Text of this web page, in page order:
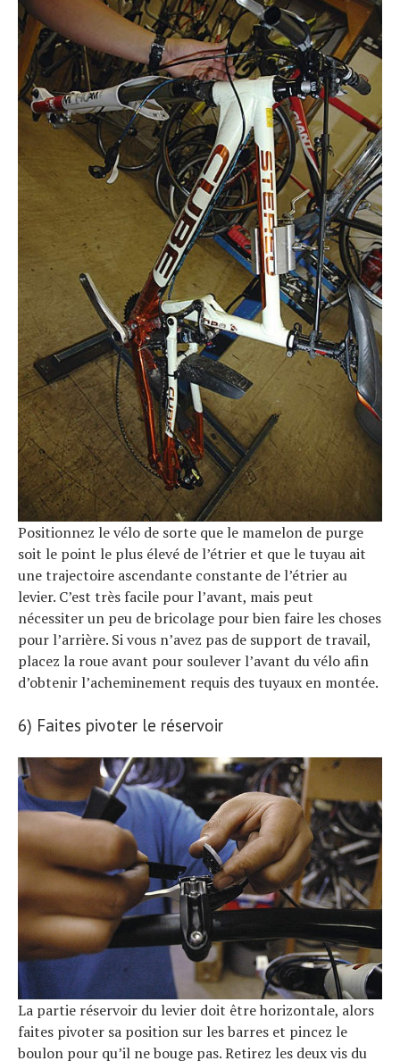
Positionnez le vélo de sorte que le mamelon de purge
soit le point le plus élevé de l’étrier et que le tuyau ait
une trajectoire ascendante constante de l’étrier au
levier. C’est très facile pour l’avant, mais peut
nécessiter un peu de bricolage pour bien faire les choses
pour l’arrière. Si vous n’avez pas de support de travail,
placez la roue avant pour soulever l’avant du vélo afin
d’obtenir l’acheminement requis des tuyaux en montée.
6) Faites pivoter le réservoir
La partie réservoir du levier doit être horizontale, alors
faites pivoter sa position sur les barres et pincez le
boulon pour qu’il ne bouge pas. Retirez les deux vis du
S
e
a
r
c
h
f
o
r
: